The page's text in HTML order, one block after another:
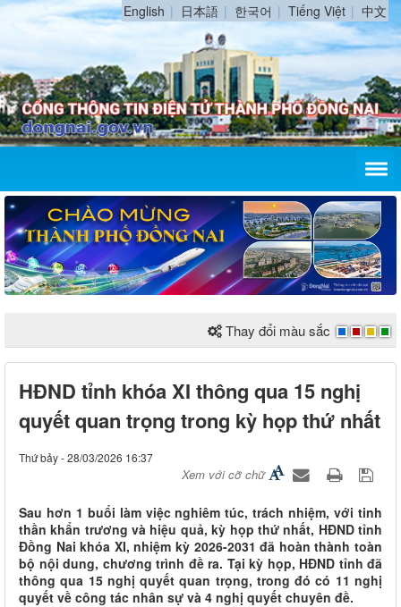
English 日本語 한국어 Tiếng Việt 中文
Thay đổi màu sắc
HĐND tỉnh khóa XI thông qua 15 nghị
quyết quan trọng trong kỳ họp thứ nhất
Thứ bảy - 28/03/2026 16:37
Xem với cỡ chữ
Sau hơn 1 buổi làm việc nghiêm túc, trách nhiệm, với tinh
thần khẩn trương và hiệu quả, kỳ họp thứ nhất, HĐND tỉnh
Đồng Nai khóa XI, nhiệm kỳ 2026-2031 đã hoàn thành toàn
bộ nội dung, chương trình đề ra. Tại kỳ họp, HĐND tỉnh đã
thông qua 15 nghị quyết quan trọng, trong đó có 11 nghị
quyết về công tác nhân sự và 4 nghị quyết chuyên đề.